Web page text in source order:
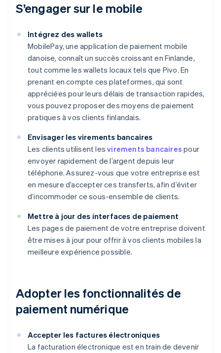
S’engager sur le mobile
Intégrez des wallets
MobilePay, une application de paiement mobile
danoise, connaît un succès croissant en Finlande,
tout comme les wallets locaux tels que Pivo. En
prenant en compte ces plateformes, qui sont
appréciées pour leurs délais de transaction rapides,
vous pouvez proposer des moyens de paiement
pratiques à vos clients finlandais.
Envisager les virements bancaires
Les clients utilisent lesvirements bancaires pour
envoyer rapidement de l’argent depuis leur
téléphone. Assurez-vous que votre entreprise est
en mesure d’accepter ces transferts, afin d’éviter
d’incommoder ce sous-ensemble de clients.
Mettre à jour des interfaces de paiement
Les pages de paiement de votre entreprise doivent
être mises à jour pour offrir à vos clients mobiles la
meilleure expérience possible.
Adopter les fonctionnalités de
paiement numérique
Accepter les factures électroniques
La facturation électronique est en train de devenir